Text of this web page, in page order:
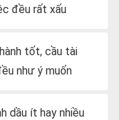
đều rất xấu
tốt, cầu tài
như ý muốn
dầu ít hay nhiều